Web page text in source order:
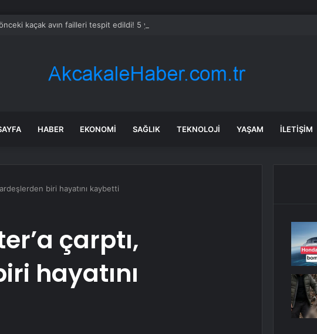
kaçak avın failleri tespit edildi! 5 yaban keçisi için ceza uygulandı
HABER EKONOMI SAĞLIK TEKNOLOJI YAŞAM İLETIŞIM
biri hayatını kaybetti
çarptı,
hayatını